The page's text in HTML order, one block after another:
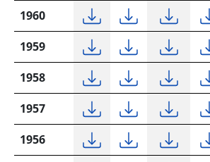
1960
1959
1958
1957
1956